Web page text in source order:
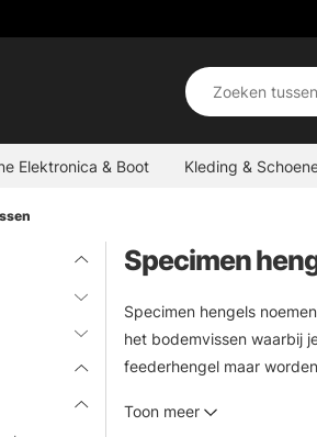
Elektronica & Boot Kleding &
Specimen
Specimen hengels
het bodemvissen waarbij
feederhengel maar
karperhengels en hengels
Toon meer